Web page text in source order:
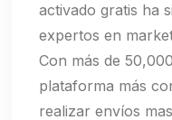
activado gratis ha
expertos en
Con más de
plataforma más
realizar envíos